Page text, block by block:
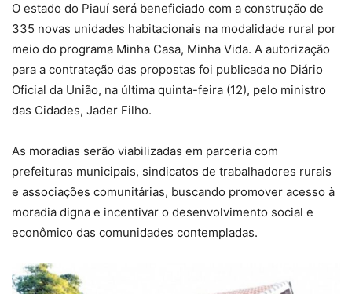
O estado do Piauí será beneficiado com a construção de
335 novas unidades habitacionais na modalidade rural por
meio do programa Minha Casa, Minha Vida. A autorização
para a contratação das propostas foi publicada no Diário
Oficial da União, na última quinta-feira (12), pelo ministro
das Cidades, Jader Filho.
As moradias serão viabilizadas em parceria com
prefeituras municipais, sindicatos de trabalhadores rurais
e associações comunitárias, buscando promover acesso à
moradia digna e incentivar o desenvolvimento social e
econômico das comunidades contempladas.